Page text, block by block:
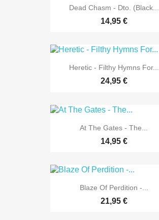
Dead Chasm - Dto. (Black...
14,95 €
Heretic - Filthy Hymns For...
24,95 €
At The Gates - The...
14,95 €
Blaze Of Perdition -...
21,95 €